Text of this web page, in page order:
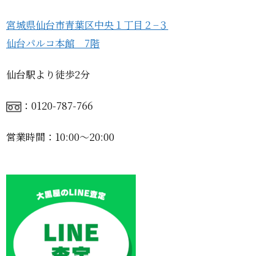
宮城県仙台市青葉区中央１丁目２−３
仙台パルコ本館 7階
仙台駅より徒歩2分
：0120-787-766
営業時間：10:00〜20:00